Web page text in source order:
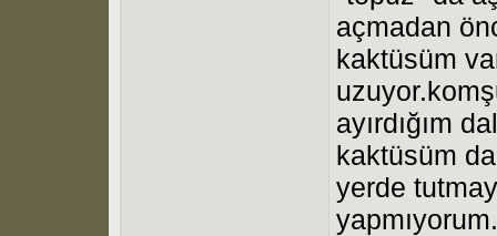
açmadan
kaktüsüm
ayırdığım
kaktüsüm
yerde
yapmıyorum.